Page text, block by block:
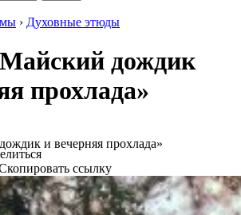
› Духовные этюды
дождик
прохлада»
и вечерняя прохлада»